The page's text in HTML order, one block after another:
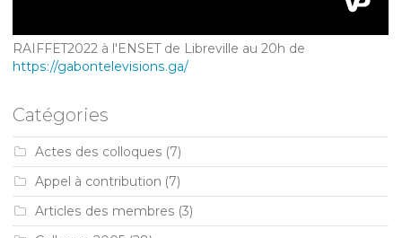
RAIFFET2022 à l'ENSET de Libreville au 20h de
https://gabontelevisions.ga/
Catégories
Actes des colloques (7)
Appel à contribution (7)
Articles des membres (3)